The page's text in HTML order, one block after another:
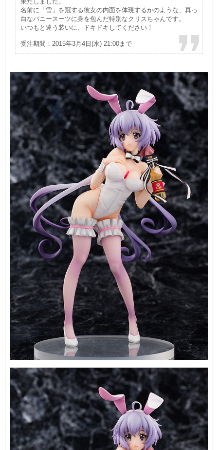
名前に「雪」を冠する彼女の内面を体現するかのような、真っ
白なバニースーツに身を包んだ特別なクリスちゃんです。
いつもと違う装いに、ドキドキしてください！
受注期間：2015年3月4日(水) 21:00まで